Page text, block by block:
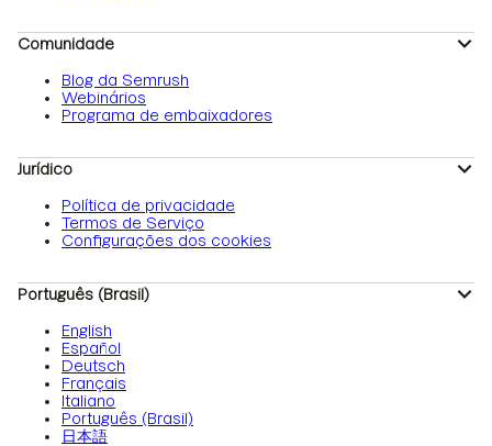
Comunidade
Blog da Semrush
Webinários
Programa de embaixadores
Jurídico
Política de privacidade
Termos de Serviço
Configurações dos cookies
Português (Brasil)
English
Español
Deutsch
Français
Italiano
Português (Brasil)
日本語